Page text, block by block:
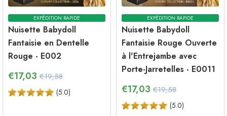
EXPÉDITION RAPIDE
Nuisette Babydoll
Fantaisie en Dentelle
Rouge - E002
€17,03 €19,58
(5.0)
EXPÉDITION RAPIDE
Nuisette Babydoll
Fantaisie Rouge Ouverte
à l'Entrejambe avec
Porte-Jarretelles - E0011
€17,03 €19,58
(5.0)